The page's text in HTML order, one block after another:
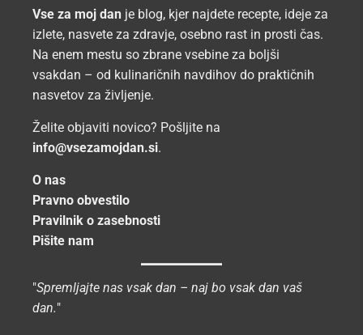
Vse za moj dan je blog, kjer najdete recepte, ideje za
izlete, nasvete za zdravje, osebno rast in prosti čas.
Na enem mestu so zbrane vsebine za boljši
vsakdan – od kulinaričnih navdihov do praktičnih
nasvetov za življenje.
Želite objaviti novico? Pošljite na
info@vsezamojdan.si.
O nas
Pravno obvestilo
Pravilnik o zasebnosti
Pišite nam
"Spremljajte nas vsak dan – naj bo vsak dan vaš
dan."